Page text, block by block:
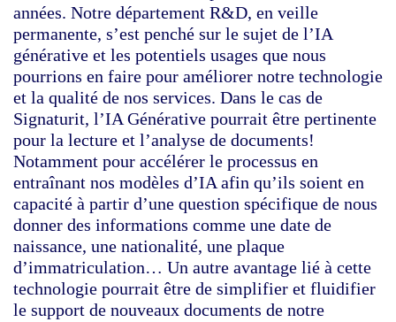
années. Notre département R&D, en veille
permanente, s’est penché sur le sujet de l’IA
générative et les potentiels usages que nous
pourrions en faire pour améliorer notre technologie
et la qualité de nos services. Dans le cas de
Signaturit, l’IA Générative pourrait être pertinente
pour la lecture et l’analyse de documents!
Notamment pour accélérer le processus en
entraînant nos modèles d’IA afin qu’ils soient en
capacité à partir d’une question spécifique de nous
donner des informations comme une date de
naissance, une nationalité, une plaque
d’immatriculation… Un autre avantage lié à cette
technologie pourrait être de simplifier et fluidifier
le support de nouveaux documents de notre